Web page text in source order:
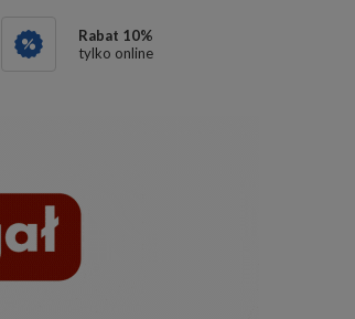
Rabat 10%
tylko online